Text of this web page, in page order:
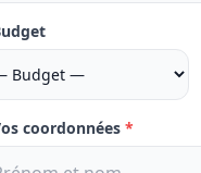
coordonnées*